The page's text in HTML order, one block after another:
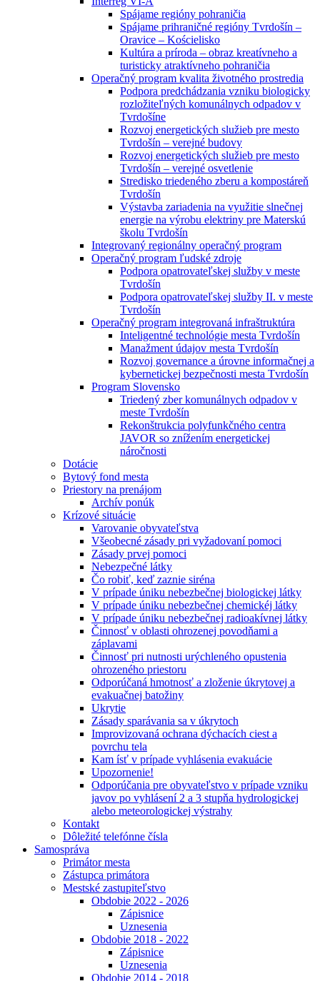
Spájame regióny pohraničia
Spájame prihraničné regióny Tvrdošín –
Oravice – Kościelisko
Kultúra a príroda – obraz kreatívneho a
turisticky atraktívneho pohraničia
Operačný program kvalita životného prostredia
Podpora predchádzania vzniku biologicky
rozložiteľných komunálnych odpadov v
Tvrdošíne
Rozvoj energetických služieb pre mesto
Tvrdošín – verejné budovy
Rozvoj energetických služieb pre mesto
Tvrdošín – verejné osvetlenie
Stredisko triedeného zberu a kompostáreň
Tvrdošín
Výstavba zariadenia na využitie slnečnej
energie na výrobu elektriny pre Materskú
školu Tvrdošín
Integrovaný regionálny operačný program
Operačný program ľudské zdroje
Podpora opatrovateľskej služby v meste
Tvrdošín
Podpora opatrovateľskej služby II. v meste
Tvrdošín
Operačný program integrovaná infraštruktúra
Inteligentné technológie mesta Tvrdošín
Manažment údajov mesta Tvrdošín
Rozvoj governance a úrovne informačnej a
kybernetickej bezpečnosti mesta Tvrdošín
Program Slovensko
Triedený zber komunálnych odpadov v
meste Tvrdošín
Rekonštrukcia polyfunkčného centra
JAVOR so znížením energetickej
náročnosti
Dotácie
Bytový fond mesta
Priestory na prenájom
Archív ponúk
Krízové situácie
Varovanie obyvateľstva
Všeobecné zásady pri vyžadovaní pomoci
Zásady prvej pomoci
Nebezpečné látky
Čo robiť, keď zaznie siréna
V prípade úniku nebezbečnej biologickej látky
V prípade úniku nebezbečnej chemickéj látky
V prípade úniku nebezbečnej radioakívnej látky
Činnosť v oblasti ohrozenej povodňami a
záplavami
Činnosť pri nutnosti urýchleného opustenia
ohrozeného priestoru
Odporúčaná hmotnosť a zloženie úkrytovej a
evakuačnej batožiny
Ukrytie
Zásady sparávania sa v úkrytoch
Improvizovaná ochrana dýchacích ciest a
povrchu tela
Kam ísť v prípade vyhlásenia evakuácie
Upozornenie!
Odporúčania pre obyvateľstvo v prípade vzniku
javov po vyhlásení 2 a 3 stupňa hydrologickej
alebo meteorologickej výstrahy
Kontakt
Dôležité telefónne čísla
Samospráva
Primátor mesta
Zástupca primátora
Mestské zastupiteľstvo
Obdobie 2022 - 2026
Zápisnice
Uznesenia
Obdobie 2018 - 2022
Zápisnice
Uznesenia
Obdobie 2014 - 2018